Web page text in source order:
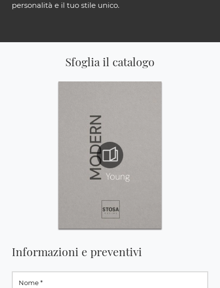
personalità e il tuo stile unico.
Sfoglia il catalogo
Informazioni e preventivi